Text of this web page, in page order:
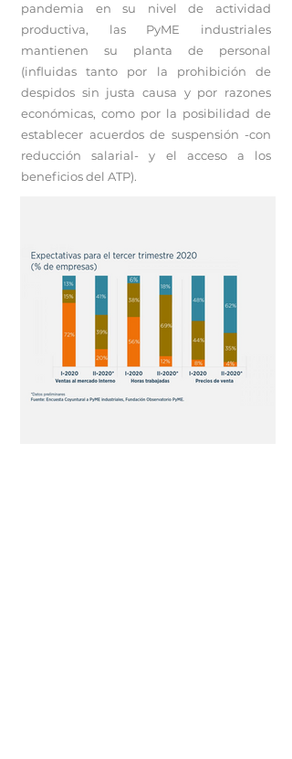
pandemia en su nivel de actividad
productiva, las PyME industriales
mantienen su planta de personal
(influidas tanto por la prohibición de
despidos sin justa causa y por razones
económicas, como por la posibilidad de
establecer acuerdos de suspensión -con
reducción salarial- y el acceso a los
beneficios del ATP).